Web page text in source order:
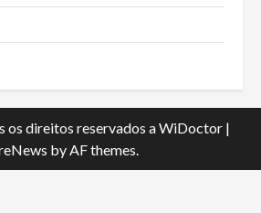
os direitos reservados a WiDoctor |
by AF themes.